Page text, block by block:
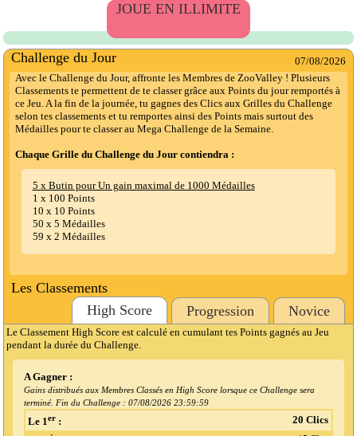
JOUE EN ILLIMITE
Challenge du Jour
07/08/2026
Avec le Challenge du Jour, affronte les Membres de ZooValley ! Plusieurs
Classements te permettent de te classer grâce aux Points du jour remportés à
ce Jeu. A la fin de la journée, tu gagnes des Clics aux Grilles du Challenge
selon tes classements et tu remportes ainsi des Points mais surtout des
Médailles pour te classer au Mega Challenge de la Semaine.
Chaque Grille du Challenge du Jour contiendra :
5 x Butin pour Un gain maximal de 1000 Médailles
1 x 100 Points
10 x 10 Points
50 x 5 Médailles
59 x 2 Médailles
Les Classements
High Score
Progression Novice
Le Classement High Score est calculé en cumulant tes Points gagnés au Jeu
pendant la durée du Challenge.
A Gagner :
Gains distribués aux Membres Classés en High Score lorsque ce Challenge sera
terminé. Fin du Challenge : 07/08/2026 23:59:59
Le 1er : 20 Clics